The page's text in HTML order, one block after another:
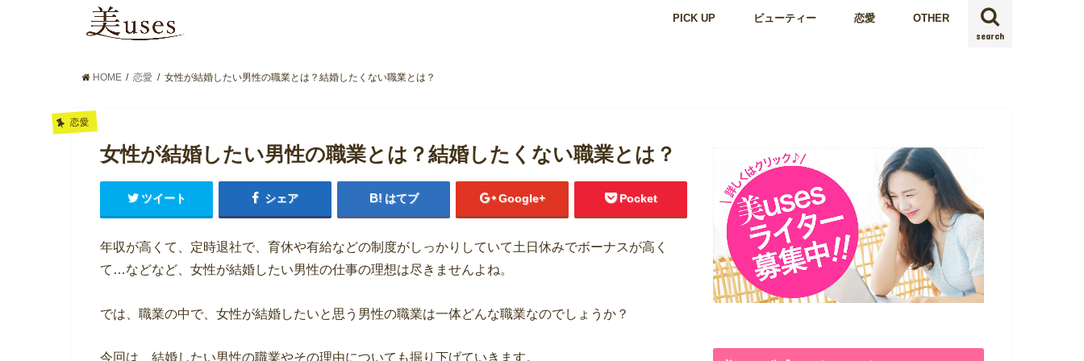
search
PICK UP ビューティー 恋愛 OTHER
HOME 恋愛 女性が結婚したい男性の職業とは？結婚したくない職業とは？
恋愛
女性が結婚したい男性の職業とは？結婚したくない職業とは？
ツイート シェア はてブ Google+ Pocket
年収が高くて、定時退社で、育休や有給などの制度がしっかりしていて土日休みでボーナスが高く
て…などなど、女性が結婚したい男性の仕事の理想は尽きませんよね。
では、職業の中で、女性が結婚したいと思う男性の職業は一体どんな職業なのでしょうか？
今回は、結婚したい男性の職業やその理由についても掘り下げていきます。